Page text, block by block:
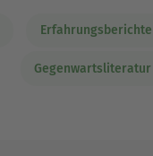
Erfahrungsberichte
Gegenwartsliteratur